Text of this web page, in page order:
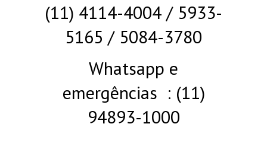
(11) 4114-4004 / 5933-
5165 / 5084-3780
Whatsapp e
emergências : (11)
94893-1000